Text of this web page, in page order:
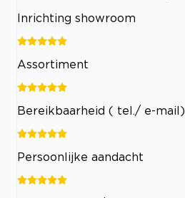
Inrichting showroom
Assortiment
Bereikbaarheid ( tel./ e-mail)
Persoonlijke aandacht